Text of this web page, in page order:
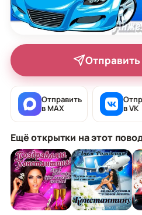
Отправить
в MAX
в VK
Ещё открытки на этот